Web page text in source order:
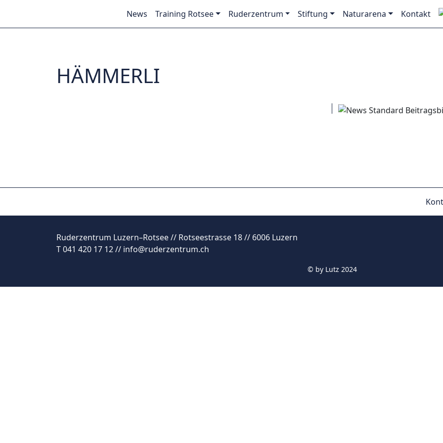
News Training Rotsee Ruderzentrum Stiftung Naturarena Kontakt
HÄMMERLI
Ruderzentrum Luzern–Rotsee // Rotseestrasse 18 // 6006 Luzern
T 041 420 17 12 // info@ruderzentrum.ch
© by Lutz 2024